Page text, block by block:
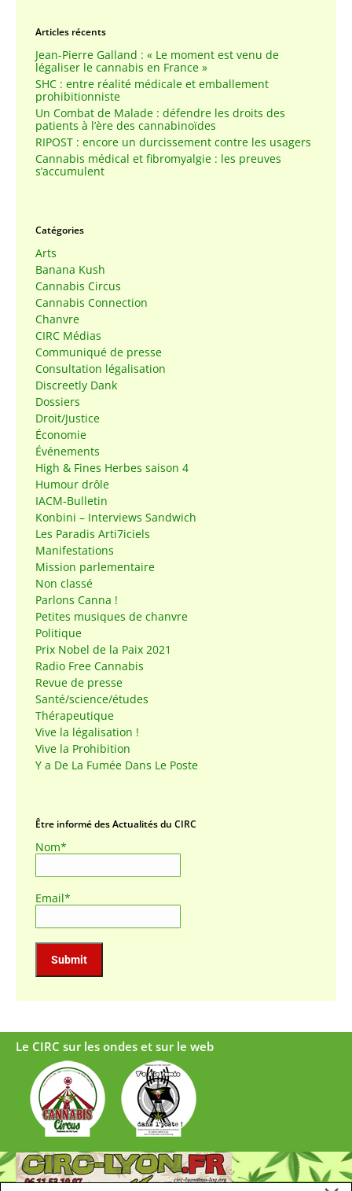
Articles récents
Jean-Pierre Galland : « Le moment est venu de
légaliser le cannabis en France »
SHC : entre réalité médicale et emballement
prohibitionniste
Un Combat de Malade : défendre les droits des
patients à l’ère des cannabinoïdes
RIPOST : encore un durcissement contre les usagers
Cannabis médical et fibromyalgie : les preuves
s’accumulent
Catégories
Arts
Banana Kush
Cannabis Circus
Cannabis Connection
Chanvre
CIRC Médias
Communiqué de presse
Consultation légalisation
Discreetly Dank
Dossiers
Droit/Justice
Économie
Événements
High & Fines Herbes saison 4
Humour drôle
IACM-Bulletin
Konbini – Interviews Sandwich
Les Paradis Arti7iciels
Manifestations
Mission parlementaire
Non classé
Parlons Canna !
Petites musiques de chanvre
Politique
Prix Nobel de la Paix 2021
Radio Free Cannabis
Revue de presse
Santé/science/études
Thérapeutique
Vive la légalisation !
Vive la Prohibition
Y a De La Fumée Dans Le Poste
Être informé des Actualités du CIRC
Nom*
Email*
Le CIRC sur les ondes et sur le web